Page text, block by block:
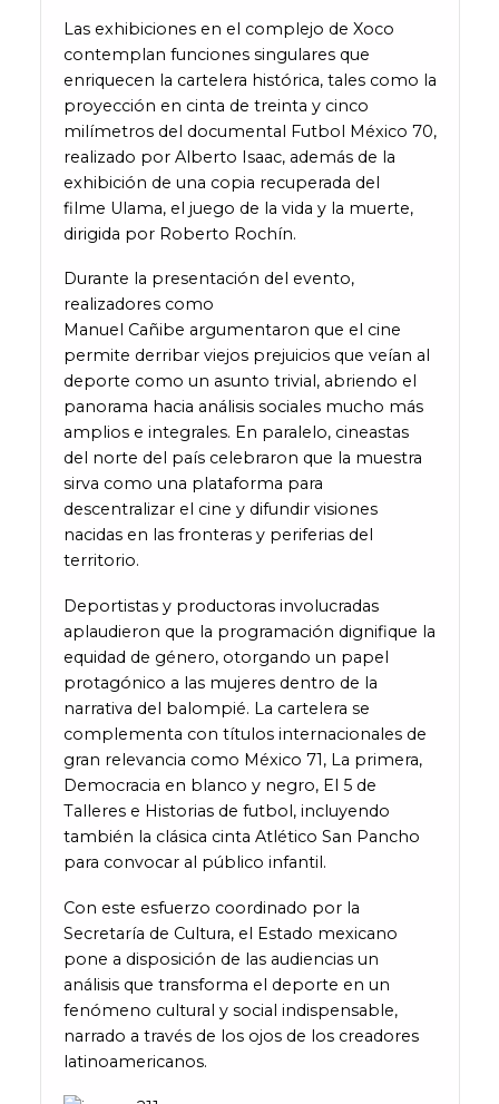
Las exhibiciones en el complejo de Xoco
contemplan funciones singulares que
enriquecen la cartelera histórica, tales como la
proyección en cinta de treinta y cinco
milímetros del documental Futbol México 70,
realizado por Alberto Isaac, además de la
exhibición de una copia recuperada del
filme Ulama, el juego de la vida y la muerte,
dirigida por Roberto Rochín.
Durante la presentación del evento,
realizadores como
Manuel Cañibe argumentaron que el cine
permite derribar viejos prejuicios que veían al
deporte como un asunto trivial, abriendo el
panorama hacia análisis sociales mucho más
amplios e integrales. En paralelo, cineastas
del norte del país celebraron que la muestra
sirva como una plataforma para
descentralizar el cine y difundir visiones
nacidas en las fronteras y periferias del
territorio.
Deportistas y productoras involucradas
aplaudieron que la programación dignifique la
equidad de género, otorgando un papel
protagónico a las mujeres dentro de la
narrativa del balompié. La cartelera se
complementa con títulos internacionales de
gran relevancia como México 71, La primera,
Democracia en blanco y negro, El 5 de
Talleres e Historias de futbol, incluyendo
también la clásica cinta Atlético San Pancho
para convocar al público infantil.
Con este esfuerzo coordinado por la
Secretaría de Cultura, el Estado mexicano
pone a disposición de las audiencias un
análisis que transforma el deporte en un
fenómeno cultural y social indispensable,
narrado a través de los ojos de los creadores
latinoamericanos.